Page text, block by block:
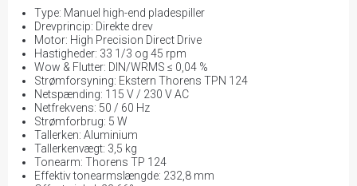
Type: Manuel high-end pladespiller
Drevprincip: Direkte drev
Motor: High Precision Direct Drive
Hastigheder: 33 1/3 og 45 rpm
Wow & Flutter: DIN/WRMS ≤ 0,04 %
Strømforsyning: Ekstern Thorens TPN 124
Netspænding: 115 V / 230 V AC
Netfrekvens: 50 / 60 Hz
Strømforbrug: 5 W
Tallerken: Aluminium
Tallerkenvægt: 3,5 kg
Tonearm: Thorens TP 124
Effektiv tonearmslængde: 232,8 mm